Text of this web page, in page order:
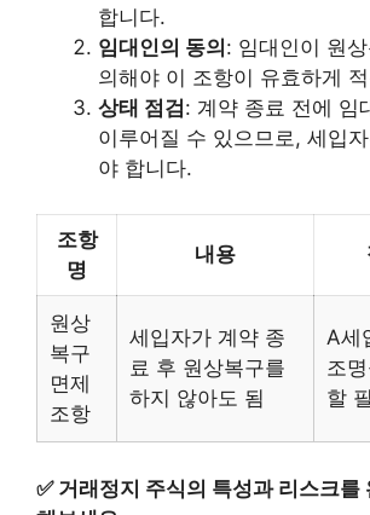
합니다.
임대인의 동의: 임대인이 원
의해야 이 조항이 유효하게
상태 점검: 계약 종료 전에 임
이루어질 수 있으므로, 세입
야 합니다.
조항
명
내용
원상
복구
면제
조항
세입자가 계약 종
료 후 원상복구를
하지 않아도 됨
A세
조
할
✅ 거래정지 주식의 특성과 리스크를